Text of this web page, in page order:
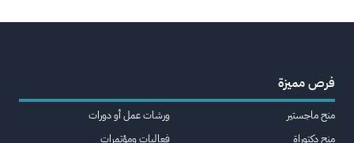
فرص مميزة
منح ماجستير
منح دكتوراة
ورشات عمل أو دورات
فعاليات ومؤتمرات